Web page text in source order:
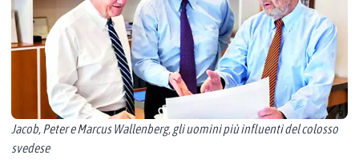
Jacob, Peter e Marcus Wallenberg, gli uomini più influenti del colosso
svedese